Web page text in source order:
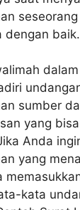
dengan baik.
sumber
yang
Anda
yang
kata